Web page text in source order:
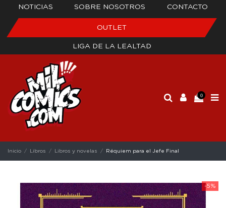
NOTICIAS SOBRE NOSOTROS CONTACTO
OUTLET
LIGA DE LA LEALTAD
0
Inicio Libros Libros y novelas Réquiem para el Jefe Final
-5%